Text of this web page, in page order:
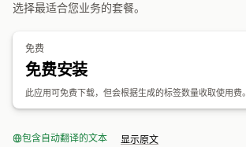
选择最适合您业务的套餐。
免费
免费安装
此应用可免费下载，但会根据生成的标签数量收取使用费。
包含自动翻译的文本 显示原文